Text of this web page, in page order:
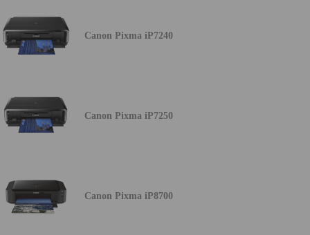
Canon Pixma iP7240
Canon Pixma iP7250
Canon Pixma iP8700